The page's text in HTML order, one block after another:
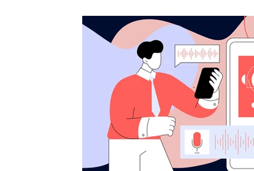
Procesos y Automatización IA
Soporte y Atención al Cliente